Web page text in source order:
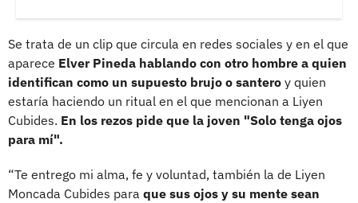
Se trata de un clip que circula en redes sociales y en el que
aparece Elver Pineda hablando con otro hombre a quien
identifican como un supuesto brujo o santero y quien
estaría haciendo un ritual en el que mencionan a Liyen
Cubides. En los rezos pide que la joven "Solo tenga ojos
para mí".
“Te entrego mi alma, fe y voluntad, también la de Liyen
Moncada Cubides para que sus ojos y su mente sean